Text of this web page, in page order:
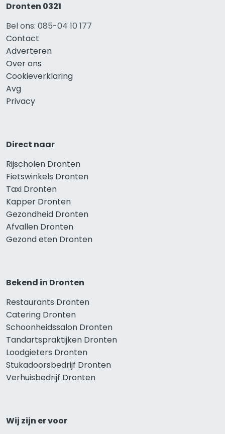
Dronten 0321
Bel ons: 085-04 10 177
Contact
Adverteren
Over ons
Cookieverklaring
Avg
Privacy
Direct naar
Rijscholen Dronten
Fietswinkels Dronten
Taxi Dronten
Kapper Dronten
Gezondheid Dronten
Afvallen Dronten
Gezond eten Dronten
Bekend in Dronten
Restaurants Dronten
Catering Dronten
Schoonheidssalon Dronten
Tandartspraktijken Dronten
Loodgieters Dronten
Stukadoorsbedrijf Dronten
Verhuisbedrijf Dronten
Wij zijn er voor